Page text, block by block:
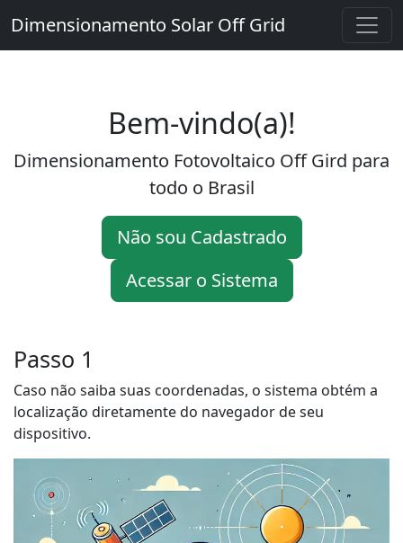
Dimensionamento Solar Off Grid
Bem-vindo(a)!
Dimensionamento Fotovoltaico Off Gird para
todo o Brasil
Não sou Cadastrado
Acessar o Sistema
Passo 1
Caso não saiba suas coordenadas, o sistema obtém a
localização diretamente do navegador de seu
dispositivo.